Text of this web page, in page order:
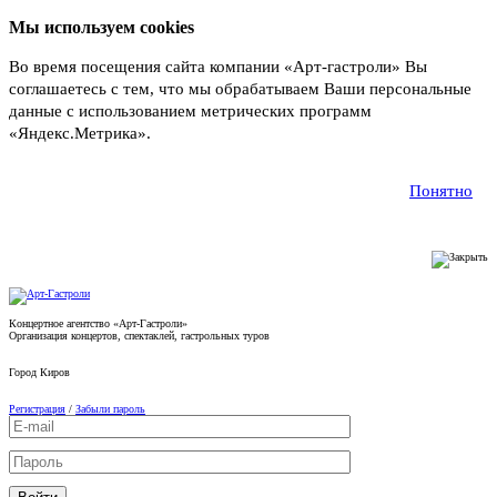
Мы используем cookies
Во время посещения сайта компании «Арт-гастроли» Вы
соглашаетесь с тем, что мы обрабатываем Ваши персональные
данные с использованием метрических программ
«Яндекс.Метрика».
Понятно
Концертное агентство «Арт-Гастроли»
Организация концертов, спектаклей, гастрольных туров
Город Киров
Регистрация / Забыли пароль